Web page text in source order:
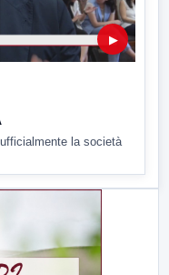
▶
la società